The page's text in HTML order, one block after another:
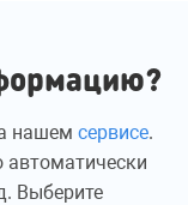
нашем сервисе.
автоматически
Выберите